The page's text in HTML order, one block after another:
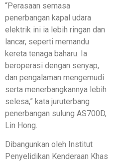
“Perasaan semasa
penerbangan kapal udara
elektrik ini ia lebih ringan dan
lancar, seperti memandu
kereta tenaga baharu. Ia
beroperasi dengan senyap,
dan pengalaman mengemudi
serta menerbangkannya lebih
selesa,” kata juruterbang
penerbangan sulung AS700D,
Lin Hong.
Dibangunkan oleh Institut
Penyelidikan Kenderaan Khas